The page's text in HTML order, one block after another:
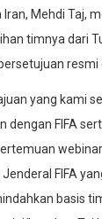
Mehdi Taj,
timnya dari
resmi
yang kami
dengan FIFA
FIFA
basis